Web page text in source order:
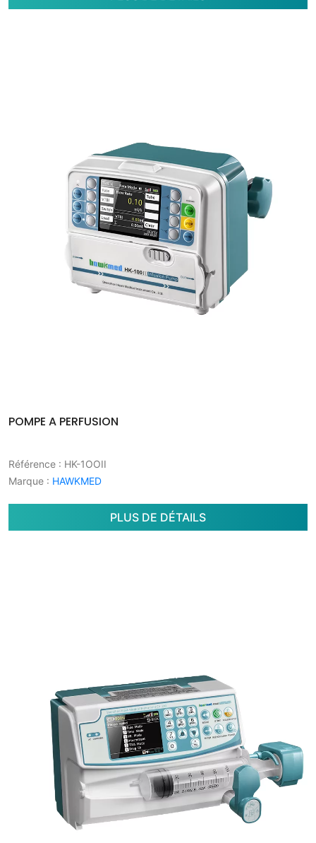
POMPE A PERFUSION
Référence : HK-1OOII
Marque : HAWKMED
PLUS DE DÉTAILS